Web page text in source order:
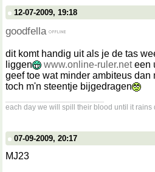
12-07-2009, 19:18
goodfella
dit komt handig uit als je de tas
liggen
www.online-ruler.neteen
geef toe wat minder ambiteus dan
toch m'n steentje bijgedragen
each day we will spill their blood until it rains
07-09-2009, 20:17
MJ23